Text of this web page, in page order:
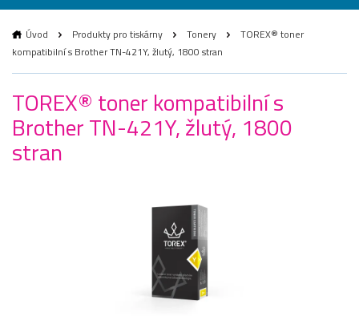
Úvod Produkty pro tiskárny Tonery
TOREX® toner
kompatibilní s Brother TN-421Y, žlutý, 1800 stran
TOREX® toner kompatibilní s
Brother TN-421Y, žlutý, 1800
stran